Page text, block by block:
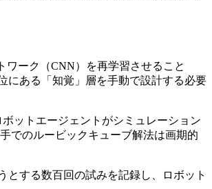
ワーク（CNN）を再学習させること
にある「知覚」層を手動で設計する必要
ットエージェントがシミュレーション
でのルービックキューブ解法は画期的
する数百回の試みを記録し、ロボット